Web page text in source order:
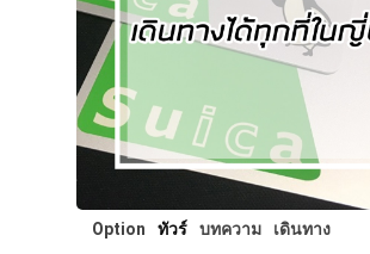
Option ทัวร์ บทความ เดินทาง